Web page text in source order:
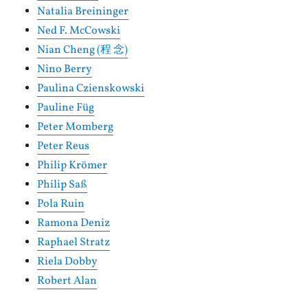
Natalia Breininger
Ned F. McCowski
Nian Cheng (程 念)
Nino Berry
Paulina Czienskowski
Pauline Füg
Peter Momberg
Peter Reus
Philip Krömer
Philip Saß
Pola Ruin
Ramona Deniz
Raphael Stratz
Riela Dobby
Robert Alan